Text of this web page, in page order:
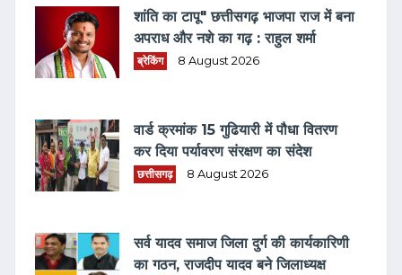
शांति का टापू" छत्तीसगढ़ भाजपा राज में बना
अपराध और नशे का गढ़ : राहुल शर्मा
ब्रेकिंग 8 August 2026
वार्ड क्रमांक 15 गुढियारी में पौधा वितरण
कर दिया पर्यावरण संरक्षण का संदेश
छत्तीसगढ़ 8 August 2026
सर्व यादव समाज जिला दुर्ग की कार्यकारिणी
का गठन, राजदीप यादव बने जिलाध्यक्ष